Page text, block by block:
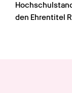
den Ehrentitel